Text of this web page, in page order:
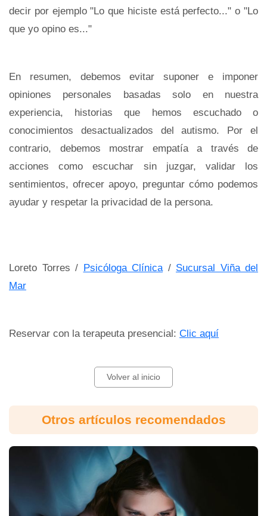
decir por ejemplo "Lo que hiciste está perfecto..." o "Lo
que yo opino es..."
En resumen, debemos evitar suponer e imponer
opiniones personales basadas solo en nuestra
experiencia, historias que hemos escuchado o
conocimientos desactualizados del autismo. Por el
contrario, debemos mostrar empatía a través de
acciones como escuchar sin juzgar, validar los
sentimientos, ofrecer apoyo, preguntar cómo podemos
ayudar y respetar la privacidad de la persona.
Loreto Torres / Psicóloga Clínica / Sucursal Viña del
Mar
Reservar con la terapeuta presencial: Clic aquí
Volver al inicio
Otros artículos recomendados